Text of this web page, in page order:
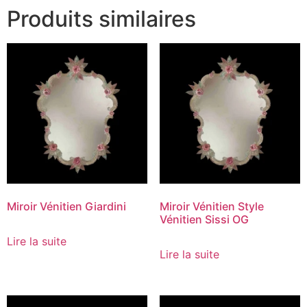
Produits similaires
Miroir Vénitien Giardini
Lire la suite
Miroir Vénitien Style
Vénitien Sissi OG
Lire la suite